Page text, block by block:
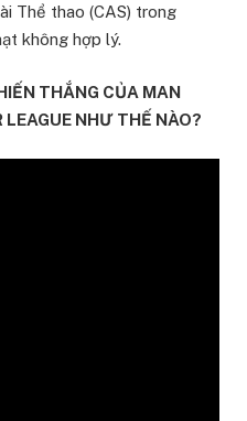
Thể thao (CAS) trong
không hợp lý.
THẮNG CỦA MAN
LEAGUE NHƯ THẾ NÀO?